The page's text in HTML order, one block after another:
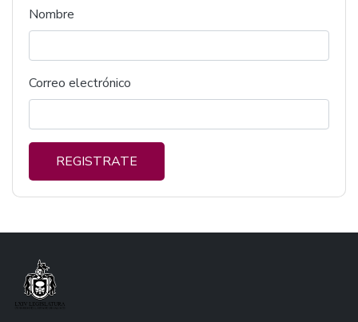
Nombre
Correo electrónico
REGISTRATE